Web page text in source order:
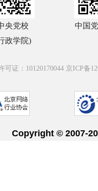
央党校
政学院)
中国
可证：10120170044 京ICP备
Copyright © 2007-